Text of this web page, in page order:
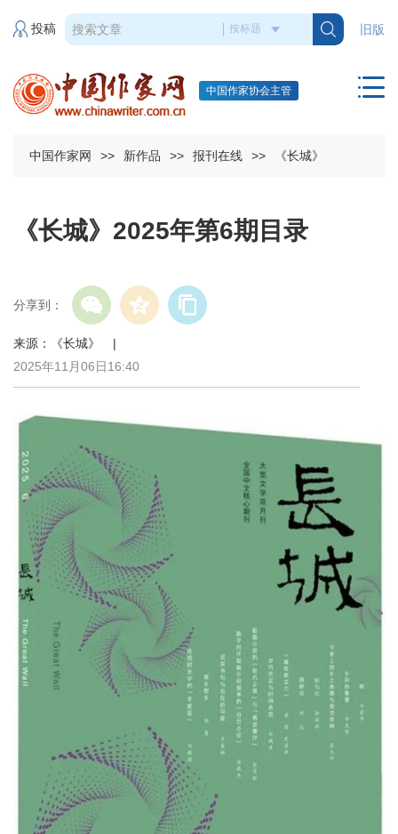
旧版
投稿
中国作家协会主管
中国作家网 >> 新作品 >> 报刊在线 >> 《长城》
《长城》2025年第6期目录
分享到：
来源：《长城》 |
2025年11月06日16:40